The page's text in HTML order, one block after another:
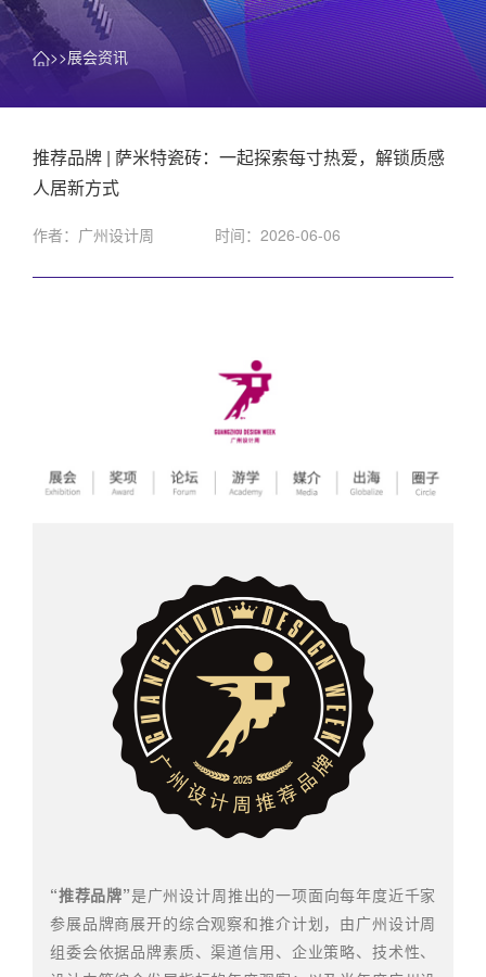
>>展会资讯
推荐品牌 | 萨米特瓷砖：一起探索每寸热爱，解锁质感
人居新方式
作者：广州设计周 时间：2026-06-06
“推荐品牌”是广州设计周推出的一项面向每年度近千家
参展品牌商展开的综合观察和推介计划，由广州设计周
组委会依据品牌素质、渠道信用、企业策略、技术性、